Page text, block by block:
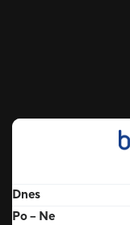
Dnes
Po – Ne